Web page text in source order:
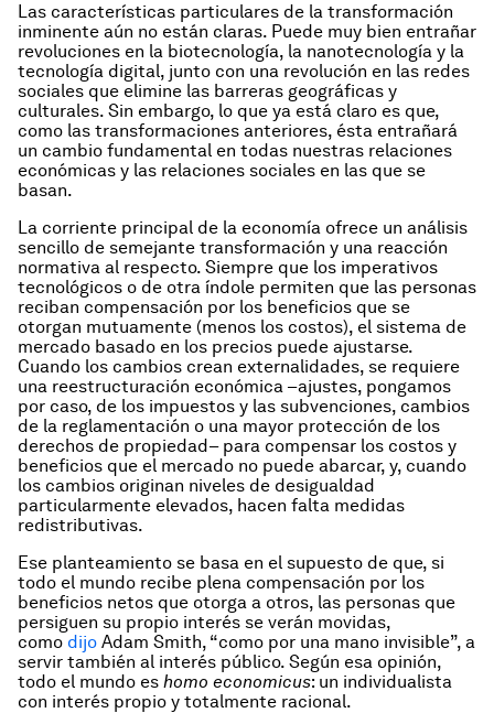
Las características particulares de la transformación
inminente aún no están claras. Puede muy bien entrañar
revoluciones en la biotecnología, la nanotecnología y la
tecnología digital, junto con una revolución en las redes
sociales que elimine las barreras geográficas y
culturales. Sin embargo, lo que ya está claro es que,
como las transformaciones anteriores, ésta entrañará
un cambio fundamental en todas nuestras relaciones
económicas y las relaciones sociales en las que se
basan.
La corriente principal de la economía ofrece un análisis
sencillo de semejante transformación y una reacción
normativa al respecto. Siempre que los imperativos
tecnológicos o de otra índole permiten que las personas
reciban compensación por los beneficios que se
otorgan mutuamente (menos los costos), el sistema de
mercado basado en los precios puede ajustarse.
Cuando los cambios crean externalidades, se requiere
una reestructuración económica –ajustes, pongamos
por caso, de los impuestos y las subvenciones, cambios
de la reglamentación o una mayor protección de los
derechos de propiedad– para compensar los costos y
beneficios que el mercado no puede abarcar, y, cuando
los cambios originan niveles de desigualdad
particularmente elevados, hacen falta medidas
redistributivas.
Ese planteamiento se basa en el supuesto de que, si
todo el mundo recibe plena compensación por los
beneficios netos que otorga a otros, las personas que
persiguen su propio interés se verán movidas,
como dijo Adam Smith, “como por una mano invisible”, a
servir también al interés público. Según esa opinión,
todo el mundo es homo economicus: un individualista
con interés propio y totalmente racional.